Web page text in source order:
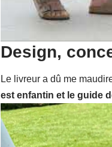
Design,
Le livreur a dû me
est enfantin et le guide